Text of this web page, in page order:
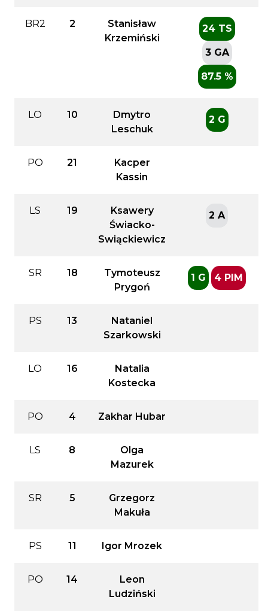
BR2 2
Stanisław
Krzemiński
24 TS
3 GA
87.5 %
LO 10
Dmytro
Leschuk
2 G
PO 21
Kacper
Kassin
LS 19
Ksawery
Świacko-
Swiąckiewicz
2 A
SR 18
Tymoteusz
Prygoń
1 G 4 PIM
PS 13
Nataniel
Szarkowski
LO 16
Natalia
Kostecka
PO 4 Zakhar Hubar
LS 8
Olga
Mazurek
SR 5
Grzegorz
Makuła
PS 11 Igor Mrozek
PO 14
Leon
Ludziński